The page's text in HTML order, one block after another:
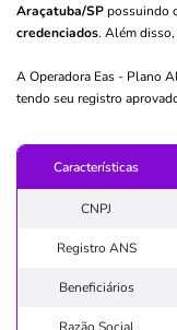
Araçatuba/SPpossuindo
credenciados. Além
A Operadora Eas - Plano
tendo seu registro
Características
CNPJ
Registro ANS
Beneficiários